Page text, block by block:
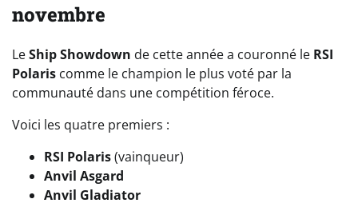
novembre
LeShip Showdown de cette année a couronné le RSI
Polaris comme le champion le plus voté par la
communauté dans une compétition féroce.
Voici les quatre premiers :
RSI Polaris(vainqueur)
Anvil Asgard
Anvil Gladiator